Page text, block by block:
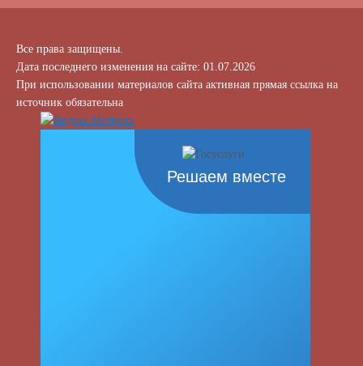
Все права защищены.
Дата последнего изменения на сайте: 01.07.2026
При использовании материалов сайта активная прямая ссылка на
источник обязательна
Решаем вместе